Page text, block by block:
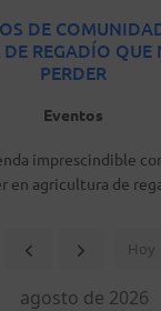
DE
REGADÍO QUE
PERDER
Eventos
imprescindible
en agricultura de
Hoy
agosto de 2026